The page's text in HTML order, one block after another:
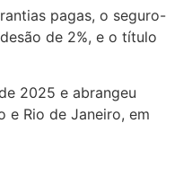
pagas, o seguro-
de 2%, e o título
2025 e abrangeu
e Rio de Janeiro, em